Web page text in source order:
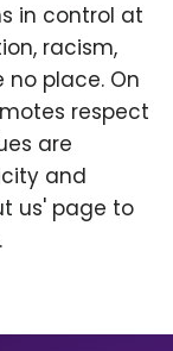
in control at
racism,
place. On
respect
are
and
us' page to